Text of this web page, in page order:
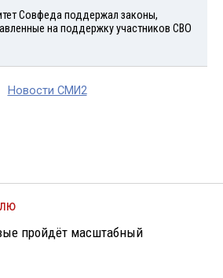
Совфеда поддержал законы,
на поддержку участников СВО
Новости СМИ2
пройдёт масштабный